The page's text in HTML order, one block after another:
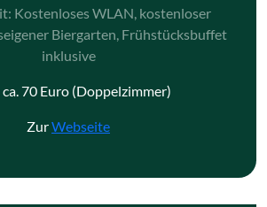
Kostenloses WLAN, kostenloser
Biergarten, Frühstücksbuffet
inklusive
ca. 70 Euro (Doppelzimmer)
ZurWebseite